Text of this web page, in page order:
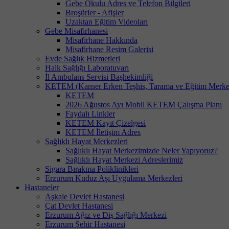
Gebe Okulu Adres ve Telefon Bilgileri
Broşürler - Afişler
Uzaktan Eğitim Videoları
Gebe Misafirhanesi
Misafirhane Hakkında
Misafirhane Resim Galerisi
Evde Sağlık Hizmetleri
Halk Sağlığı Laboratuvarı
İl Ambulans Servisi Başhekimliği
KETEM (Kanser Erken Teşhis, Tarama ve Eğitim
KETEM
2026 Ağustos Ayı Mobil KETEM Çalışma Planı
Faydalı Linkler
KETEM Kayıt Çizelgesi
KETEM İletişim Adres
Sağlıklı Hayat Merkezleri
Sağlıklı Hayat Merkezimizde Neler Yapıyoruz?
Sağlıklı Hayat Merkezi Adreslerimiz
Sigara Bırakma Poliklinikleri
Erzurum Kuduz Aşı Uygulama Merkezleri
Hastaneler
Aşkale Devlet Hastanesi
Çat Devlet Hastanesi
Erzurum Ağız ve Diş Sağlığı Merkezi
Erzurum Şehir Hastanesi